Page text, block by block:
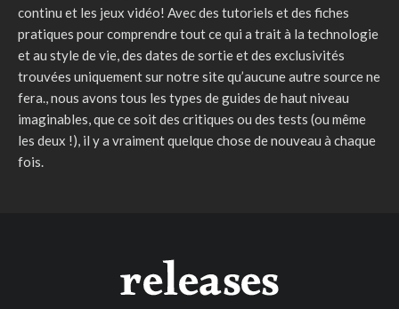
continu et les jeux vidéo! Avec des tutoriels et des fiches
pratiques pour comprendre tout ce qui a trait à la technologie
et au style de vie, des dates de sortie et des exclusivités
trouvées uniquement sur notre site qu’aucune autre source ne
fera., nous avons tous les types de guides de haut niveau
imaginables, que ce soit des critiques ou des tests (ou même
les deux !), il y a vraiment quelque chose de nouveau à chaque
fois.